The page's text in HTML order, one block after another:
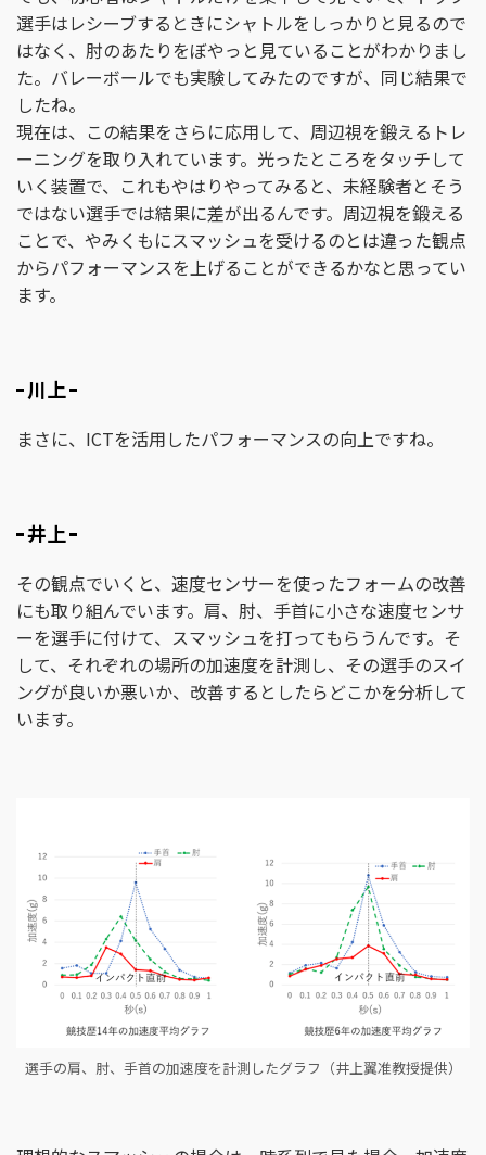
選手はレシーブするときにシャトルをしっかりと見るので
はなく、肘のあたりをぼやっと見ていることがわかりまし
た。バレーボールでも実験してみたのですが、同じ結果で
したね。
現在は、この結果をさらに応用して、周辺視を鍛えるトレ
ーニングを取り入れています。光ったところをタッチして
いく装置で、これもやはりやってみると、未経験者とそう
ではない選手では結果に差が出るんです。周辺視を鍛える
ことで、やみくもにスマッシュを受けるのとは違った観点
からパフォーマンスを上げることができるかなと思ってい
ます。
川上
まさに、ICTを活用したパフォーマンスの向上ですね。
井上
その観点でいくと、速度センサーを使ったフォームの改善
にも取り組んでいます。肩、肘、手首に小さな速度センサ
ーを選手に付けて、スマッシュを打ってもらうんです。そ
して、それぞれの場所の加速度を計測し、その選手のスイ
ングが良いか悪いか、改善するとしたらどこかを分析して
います。
選手の肩、肘、手首の加速度を計測したグラフ（井上翼准教授提供）